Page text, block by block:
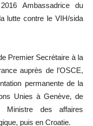
Ambassadrice du
lutte contre le VIH/sida
Premier Secrétaire à la
auprès de l’OSCE,
permanente de la
Unies à Genève, de
Ministre des affaires
puis en Croatie.